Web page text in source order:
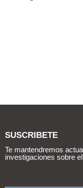
SUSCRIBETE
Te mantendremos
investigaciones sobre